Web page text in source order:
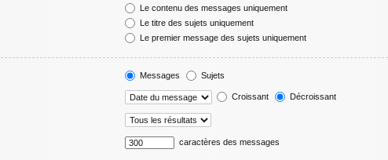
Le contenu des messages uniquement
Le titre des sujets uniquement
Le premier message des sujets uniquement
Messages Sujets
Croissant Décroissant
caractères des messages